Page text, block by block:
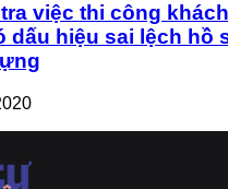
việc thi công
dấu hiệu sai lệch hồ